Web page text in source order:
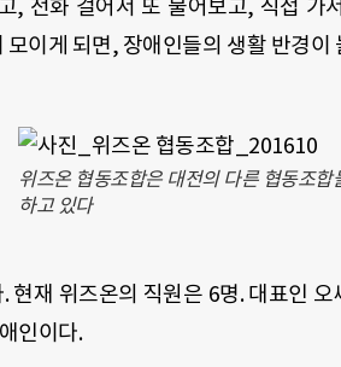
, 전화 걸어서 또 물어보고, 직접 가
이게 되면, 장애인들의 생활 반경이
위즈온 협동조합은 대전의 다른 협동조합
하고 있다
현재 위즈온의 직원은 6명. 대표인 오
인이다.